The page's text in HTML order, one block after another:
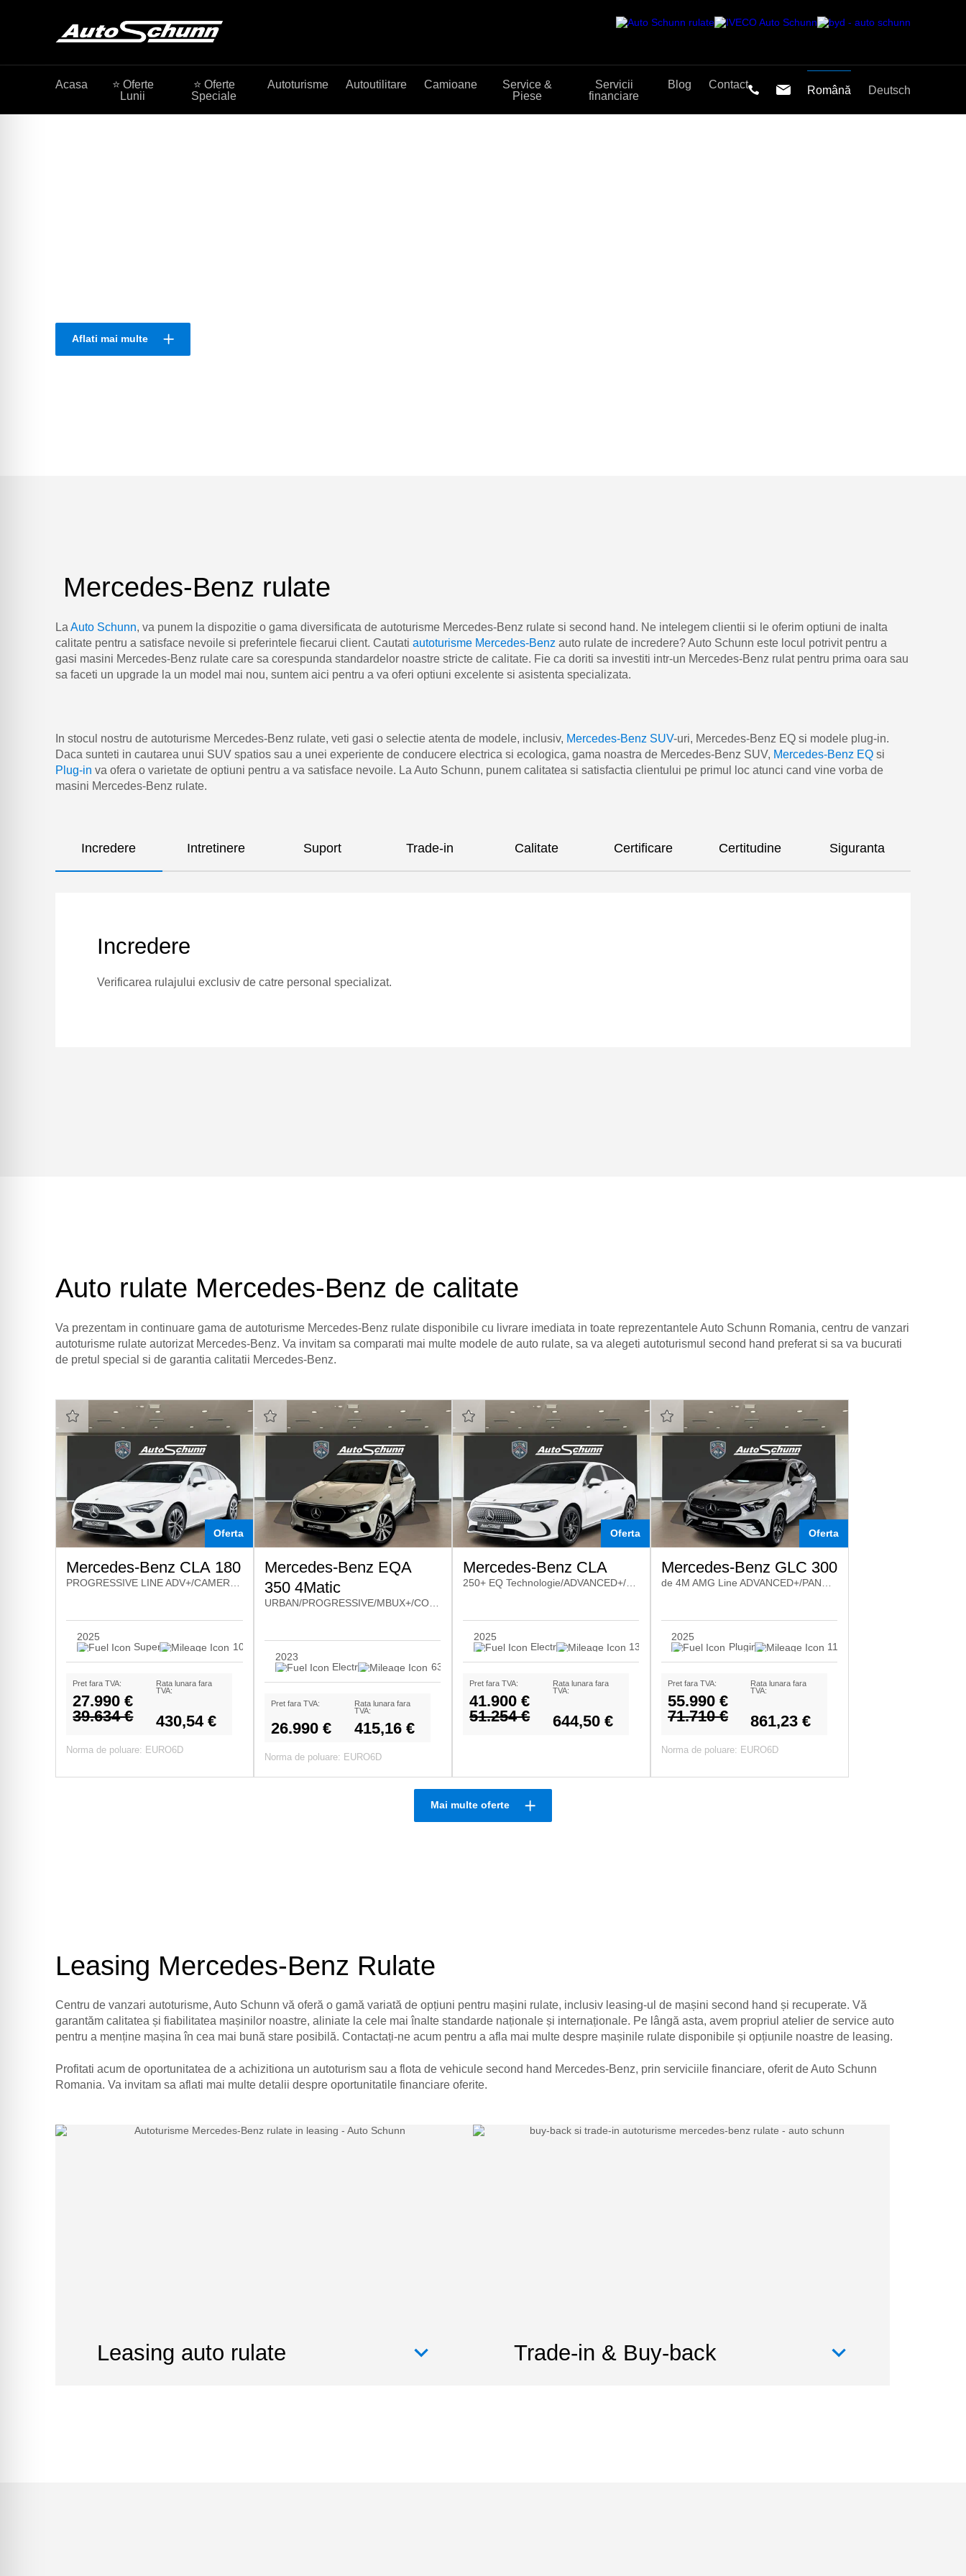
Aflati mai multe
Mercedes-Benz rulate
La Auto Schunn, va punem la dispozitie o gama diversificata de autoturisme Mercedes-Benz rulate si second hand. Ne intelegem clientii si le oferim optiuni de inalta
calitate pentru a satisface nevoile si preferintele fiecarui client. Cautati autoturisme Mercedes-Benz auto rulate de incredere? Auto Schunn este locul potrivit pentru a
gasi masini Mercedes-Benz rulate care sa corespunda standardelor noastre stricte de calitate. Fie ca doriti sa investiti intr-un Mercedes-Benz rulat pentru prima oara sau
sa faceti un upgrade la un model mai nou, suntem aici pentru a va oferi optiuni excelente si asistenta specializata.
In stocul nostru de autoturisme Mercedes-Benz rulate, veti gasi o selectie atenta de modele, inclusiv, Mercedes-Benz SUV-uri, Mercedes-Benz EQ si modele plug-in.
Daca sunteti in cautarea unui SUV spatios sau a unei experiente de conducere electrica si ecologica, gama noastra de Mercedes-Benz SUV, Mercedes-Benz EQ si
Plug-in va ofera o varietate de optiuni pentru a va satisface nevoile. La Auto Schunn, punem calitatea si satisfactia clientului pe primul loc atunci cand vine vorba de
masini Mercedes-Benz rulate.
Incredere Intretinere Suport Trade-in Calitate Certificare Certitudine Siguranta
Incredere
Verificarea rulajului exclusiv de catre personal specializat.
Auto rulate Mercedes-Benz de calitate
Va prezentam in continuare gama de autoturisme Mercedes-Benz rulate disponibile cu livrare imediata in toate reprezentantele Auto Schunn Romania, centru de vanzari
autoturisme rulate autorizat Mercedes-Benz. Va invitam sa comparati mai multe modele de auto rulate, sa va alegeti autoturismul second hand preferat si sa va bucurati
de pretul special si de garantia calitatii Mercedes-Benz.
Oferta
Mercedes-Benz CLA 180
PROGRESSIVE LINE ADV+/CAMERA/KEYLESS-GO
2025
10.500
Super
Pret fara TVA:
27.990 €
39.634 €
Rata lunara fara
TVA:
430,54 €
Norma de poluare: EURO6D
Mercedes-Benz EQA
350 4Matic
URBAN/PROGRESSIVE/MBUX+/CONFORT
2023
63.700
Electro
Pret fara TVA:
26.990 €
Rata lunara fara
TVA:
415,16 €
Norma de poluare: EURO6D
Oferta
Mercedes-Benz CLA
250+ EQ Technologie/ADVANCED+/MEMORY
2025
13.500
Electro
Pret fara TVA:
41.900 €
51.254 €
Rata lunara fara
TVA:
644,50 €
Oferta
Mercedes-Benz GLC 300
de 4M AMG Line ADVANCED+/PANO/MFAKTUR
2025
11.000
Plugin-Hibrid Diesel
Pret fara TVA:
55.990 €
71.710 €
Rata lunara fara
TVA:
861,23 €
Norma de poluare: EURO6D
Mai multe oferte
Leasing Mercedes-Benz Rulate
Centru de vanzari autoturisme, Auto Schunn vă oferă o gamă variată de opțiuni pentru mașini rulate, inclusiv leasing-ul de mașini second hand și recuperate. Vă
garantăm calitatea și fiabilitatea mașinilor noastre, aliniate la cele mai înalte standarde naționale și internaționale. Pe lângă asta, avem propriul atelier de service auto
pentru a menține mașina în cea mai bună stare posibilă. Contactați-ne acum pentru a afla mai multe despre mașinile rulate disponibile și opțiunile noastre de leasing.
Profitati acum de oportunitatea de a achizitiona un autoturism sau a flota de vehicule second hand Mercedes-Benz, prin serviciile financiare, oferit de Auto Schunn
Romania. Va invitam sa aflati mai multe detalii despre oportunitatile financiare oferite.
Leasing auto rulate Trade-in & Buy-back
Acasa
⭐ Oferte
Lunii
⭐ Oferte
Speciale
Autoturisme Autoutilitare Camioane
Service &
Piese
Servicii
financiare
Blog Contact Română Deutsch